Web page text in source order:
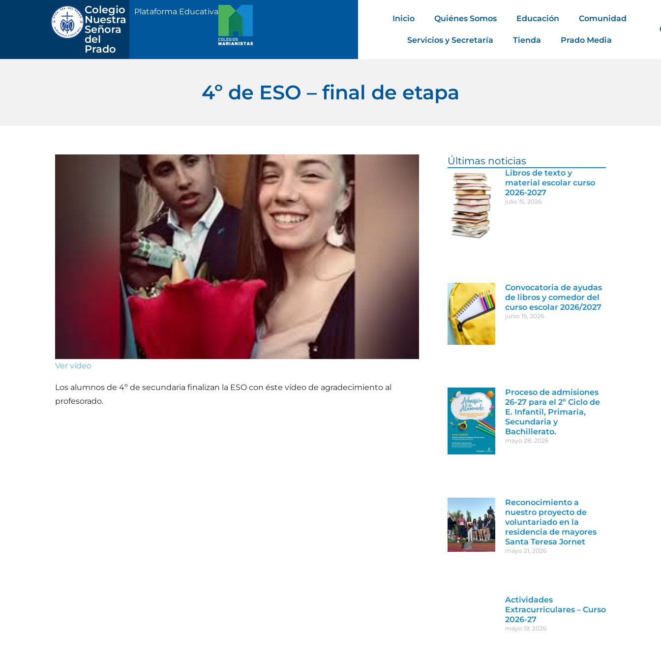
Colegio
Nuestra
Señora
del
Prado
Plataforma Educativa
Inicio Quiénes Somos Educación Comunidad
Servicios y Secretaría Tienda Prado Media
4º de ESO – final de etapa
Ver vídeo
Los alumnos de 4º de secundaria finalizan la ESO con éste vídeo de agradecimiento al
profesorado.
Últimas noticias
Libros de texto y
material escolar curso
2026-2027
julio 15, 2026
Convocatoria de ayudas
de libros y comedor del
curso escolar 2026/2027
junio 19, 2026
Proceso de admisiones
26-27 para el 2º Ciclo de
E. Infantil, Primaria,
Secundaria y
Bachillerato.
mayo 28, 2026
Reconocimiento a
nuestro proyecto de
voluntariado en la
residencia de mayores
Santa Teresa Jornet
mayo 21, 2026
Actividades
Extracurriculares – Curso
2026-27
mayo 19, 2026